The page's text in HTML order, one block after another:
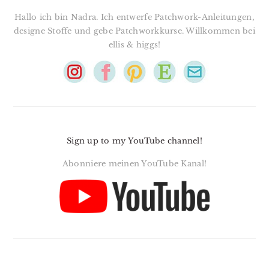
Hallo ich bin Nadra. Ich entwerfe Patchwork-Anleitungen,
designe Stoffe und gebe Patchworkkurse. Willkommen bei
ellis & higgs!
Sign up to my YouTube channel!
Abonniere meinen YouTube Kanal!